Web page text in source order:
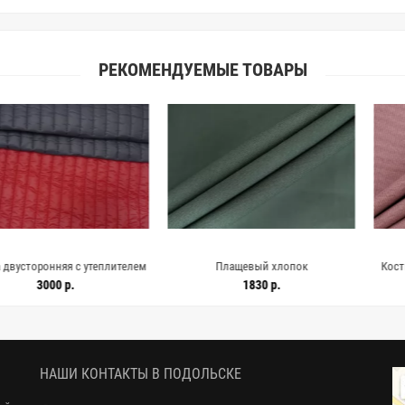
РЕКОМЕНДУЕМЫЕ ТОВАРЫ
с утеплителем
H52 GG00
Плащевый хлопок
водоотталкивающий Приглушенно-
Костюмный
лилово-розовый
НАШИ КОНТАКТЫ В ПОДОЛЬСКЕ